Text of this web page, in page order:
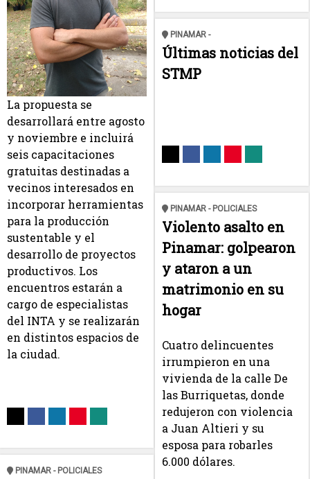
La propuesta se
desarrollará entre agosto
y noviembre e incluirá
seis capacitaciones
gratuitas destinadas a
vecinos interesados en
incorporar herramientas
para la producción
sustentable y el
desarrollo de proyectos
productivos. Los
encuentros estarán a
cargo de especialistas
del INTA y se realizarán
en distintos espacios de
la ciudad.
PINAMAR - POLICIALES
PINAMAR -
Últimas noticias del
STMP
PINAMAR - POLICIALES
Violento asalto en
Pinamar: golpearon
y ataron a un
matrimonio en su
hogar
Cuatro delincuentes
irrumpieron en una
vivienda de la calle De
las Burriquetas, donde
redujeron con violencia
a Juan Altieri y su
esposa para robarles
6.000 dólares.